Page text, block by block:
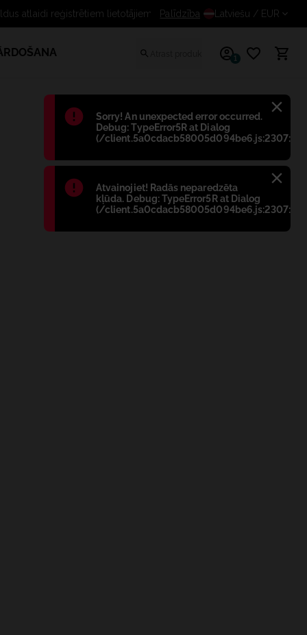
Błąd:
Sorry! An unexpected error occurred.
Debug: TypeError5R at Dialog
(/
Błąd:
Atvainojiet! Radās neparedzēta
kļūda. Debug: TypeError5R at Dialog
(/
Saņem papildus atlaidi
Palīdzība Latviešu / EUR
1